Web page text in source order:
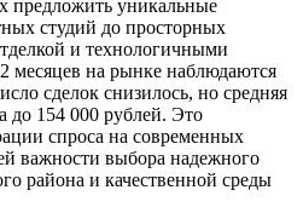
предложить уникальные
студий до просторных
и технологичными
месяцев на рынке наблюдаются
сделок снизилось, но средняя
до 154 000 рублей. Это
спроса на современных
важности выбора надежного
района и качественной среды